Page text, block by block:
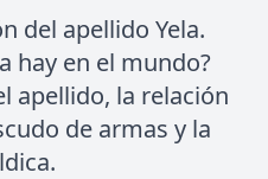
del apellido Yela.
hay en el mundo?
apellido, la relación
de armas y la